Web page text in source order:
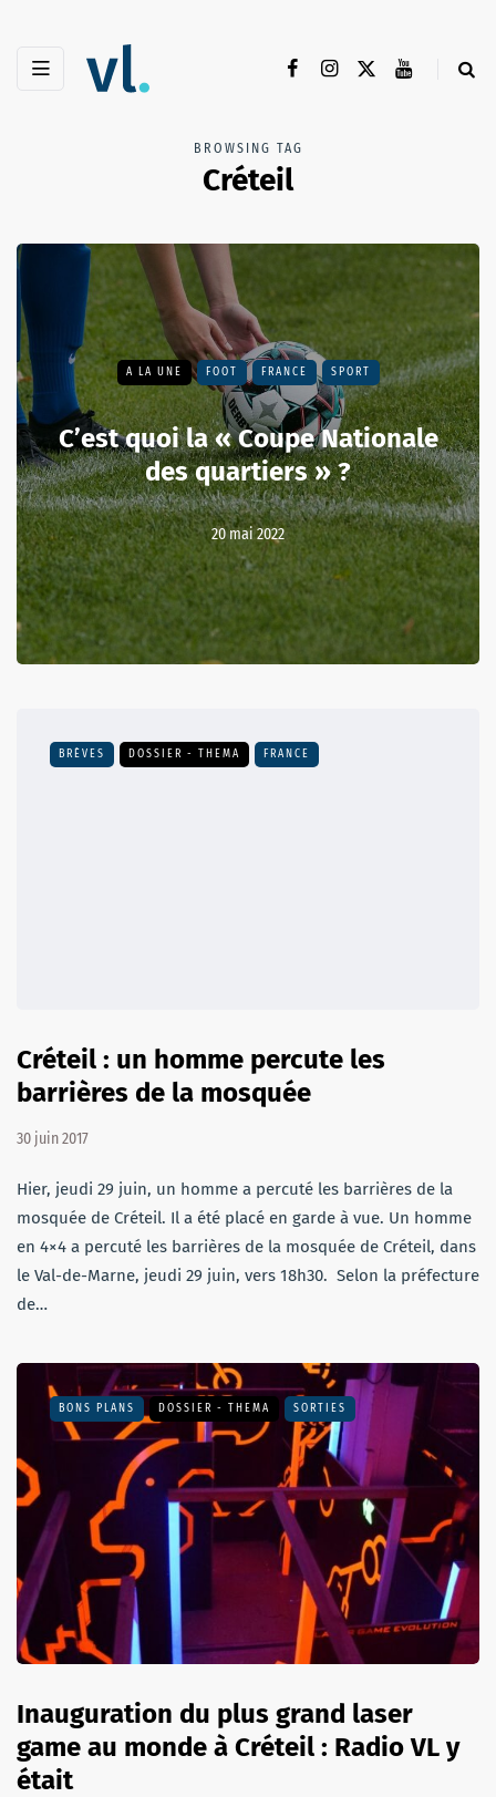
BROWSING TAG
Créteil
A LA UNE FOOT FRANCE SPORT
C’est quoi la « Coupe Nationale
des quartiers » ?
20 mai 2022
BRÈVES DOSSIER - THEMA FRANCE
Créteil : un homme percute les
barrières de la mosquée
30 juin 2017
Hier, jeudi 29 juin, un homme a percuté les barrières de la
mosquée de Créteil. Il a été placé en garde à vue. Un homme
en 4×4 a percuté les barrières de la mosquée de Créteil, dans
le Val-de-Marne, jeudi 29 juin, vers 18h30. Selon la préfecture
de…
BONS PLANS DOSSIER - THEMA SORTIES
Inauguration du plus grand laser
game au monde à Créteil : Radio VL y
était